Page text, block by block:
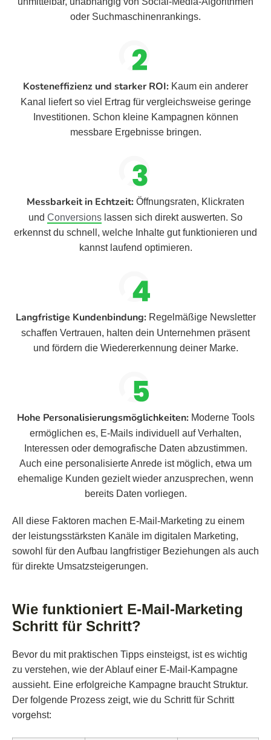
oder Suchmaschinenrankings.
Kosteneffizienz und starker ROI: Kaum ein anderer
Kanal liefert so viel Ertrag für vergleichsweise geringe
Investitionen. Schon kleine Kampagnen können
messbare Ergebnisse bringen.
Messbarkeit in Echtzeit: Öffnungsraten, Klickraten
und Conversions lassen sich direkt auswerten. So
erkennst du schnell, welche Inhalte gut funktionieren und
kannst laufend optimieren.
Langfristige Kundenbindung:Regelmäßige Newsletter
schaffen Vertrauen, halten dein Unternehmen präsent
und fördern die Wiedererkennung deiner Marke.
Hohe Personalisierungsmöglichkeiten:Moderne Tools
ermöglichen es, E-Mails individuell auf Verhalten,
Interessen oder demografische Daten abzustimmen.
Auch eine personalisierte Anrede ist möglich, etwa um
ehemalige Kunden gezielt wieder anzusprechen, wenn
bereits Daten vorliegen.
All diese Faktoren machen E-Mail-Marketing zu einem
der leistungsstärksten Kanäle im digitalen Marketing,
sowohl für den Aufbau langfristiger Beziehungen als auch
für direkte Umsatzsteigerungen.
Wie funktioniert E-Mail-Marketing
Schritt für Schritt?
Bevor du mit praktischen Tipps einsteigst, ist es wichtig
zu verstehen, wie der Ablauf einer E-Mail-Kampagne
aussieht. Eine erfolgreiche Kampagne braucht Struktur.
Der folgende Prozess zeigt, wie du Schritt für Schritt
vorgehst: